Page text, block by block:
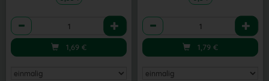
Anzahl
1,69 €
Anzahl
1,79 €